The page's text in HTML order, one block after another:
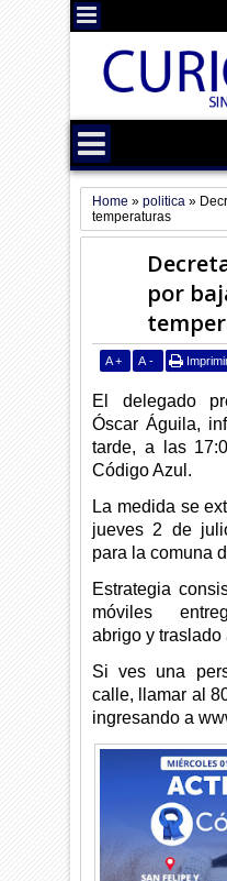
Home »politica »
temperaturas
por
A + A -
El delegado
Óscar Águila,
tarde, a las
Código Azul.
La medida se
jueves 2 de
para la comuna
Estrategia
móviles
abrigo y traslado
Si ves una
calle, llamar al
ingresando a